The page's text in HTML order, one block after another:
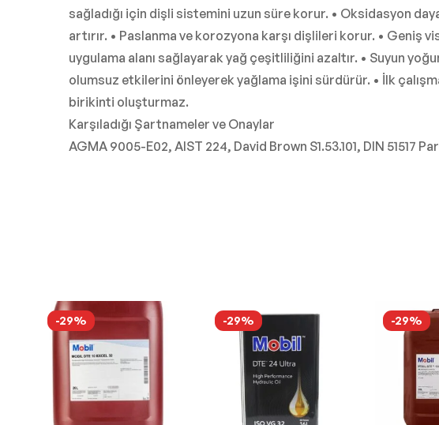
sağladığı için dişli sistemini uzun süre korur. • Oksidasyon
artırır. • Paslanma ve korozyona karşı dişlileri korur. • Geniş
uygulama alanı sağlayarak yağ çeşitliliğini azaltır. • Suyun
olumsuz etkilerini önleyerek yağlama işini sürdürür. • İlk
birikinti oluşturmaz.
Karşıladığı Şartnameler ve Onaylar
AGMA 9005-E02, AIST 224, David Brown S1.53.101, DIN 51517
-29% -29% -29%